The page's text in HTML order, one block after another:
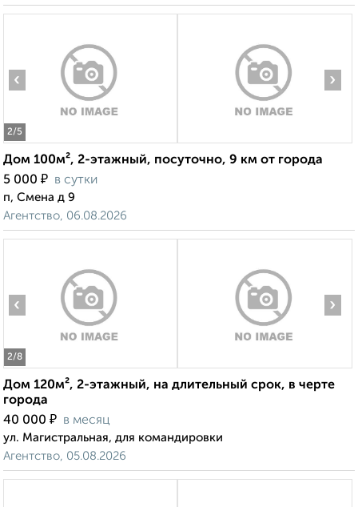
2/5
‹ ›
Дом 100м², 2-этажный, посуточно, 9 км от города
5 000 ₽ в сутки
п, Смена д 9
Агентство, 06.08.2026
2/8
‹ ›
Дом 120м², 2-этажный, на длительный срок, в черте
города
40 000 ₽ в месяц
ул. Магистральная, для командировки
Агентство, 05.08.2026